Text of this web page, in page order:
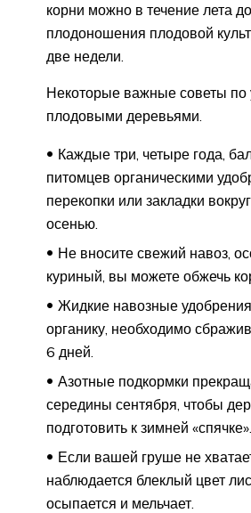
корни можно в течение лета до
плодоношения плодовой
две недели.
Некоторые важные советы по
плодовыми деревьями.
Каждые три, четыре года,
питомцев органическими
перекопки или закладки
осенью.
Не вносите свежий навоз,
куриный, вы можете обжечь
Жидкие навозные
органику, необходимо
6 дней.
Азотные подкормки
середины сентября, чтобы
подготовить к зимней «спячке».
Если вашей груше не
наблюдается блеклый цвет
осыпается и мельчает.